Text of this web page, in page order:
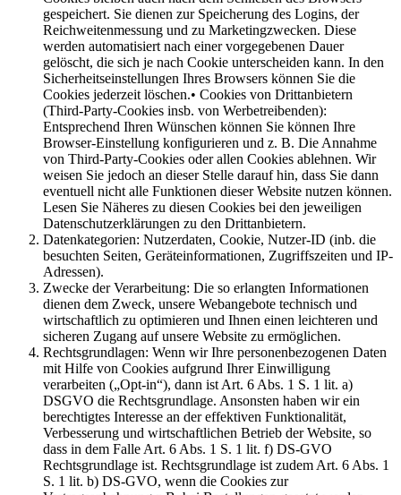
gespeichert. Sie dienen zur Speicherung des Logins, der
Reichweitenmessung und zu Marketingzwecken. Diese
werden automatisiert nach einer vorgegebenen Dauer
gelöscht, die sich je nach Cookie unterscheiden kann. In den
Sicherheitseinstellungen Ihres Browsers können Sie die
Cookies jederzeit löschen.• Cookies von Drittanbietern
(Third-Party-Cookies insb. von Werbetreibenden):
Entsprechend Ihren Wünschen können Sie können Ihre
Browser-Einstellung konfigurieren und z. B. Die Annahme
von Third-Party-Cookies oder allen Cookies ablehnen. Wir
weisen Sie jedoch an dieser Stelle darauf hin, dass Sie dann
eventuell nicht alle Funktionen dieser Website nutzen können.
Lesen Sie Näheres zu diesen Cookies bei den jeweiligen
Datenschutzerklärungen zu den Drittanbietern.
Datenkategorien: Nutzerdaten, Cookie, Nutzer-ID (inb. die
besuchten Seiten, Geräteinformationen, Zugriffszeiten und IP-
Adressen).
Zwecke der Verarbeitung: Die so erlangten Informationen
dienen dem Zweck, unsere Webangebote technisch und
wirtschaftlich zu optimieren und Ihnen einen leichteren und
sicheren Zugang auf unsere Website zu ermöglichen.
Rechtsgrundlagen: Wenn wir Ihre personenbezogenen Daten
mit Hilfe von Cookies aufgrund Ihrer Einwilligung
verarbeiten („Opt-in“), dann ist Art. 6 Abs. 1 S. 1 lit. a)
DSGVO die Rechtsgrundlage. Ansonsten haben wir ein
berechtigtes Interesse an der effektiven Funktionalität,
Verbesserung und wirtschaftlichen Betrieb der Website, so
dass in dem Falle Art. 6 Abs. 1 S. 1 lit. f) DS-GVO
Rechtsgrundlage ist. Rechtsgrundlage ist zudem Art. 6 Abs. 1
S. 1 lit. b) DS-GVO, wenn die Cookies zur